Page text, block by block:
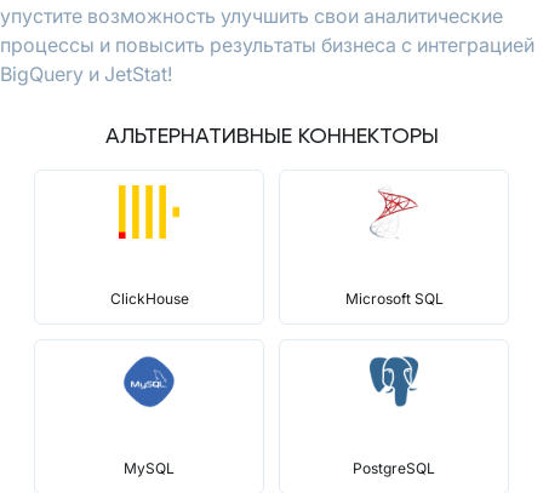
упустите возможность улучшить свои аналитические
процессы и повысить результаты бизнеса с интеграцией
BigQuery и JetStat!
АЛЬТЕРНАТИВНЫЕ КОННЕКТОРЫ
ClickHouse Microsoft SQL
MySQL PostgreSQL